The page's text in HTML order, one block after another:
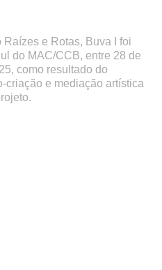
e Rotas, Buva I foi
do MAC/CCB, entre 28 de
como resultado do
criação e mediação artística